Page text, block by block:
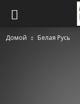
Домой Белая Русь